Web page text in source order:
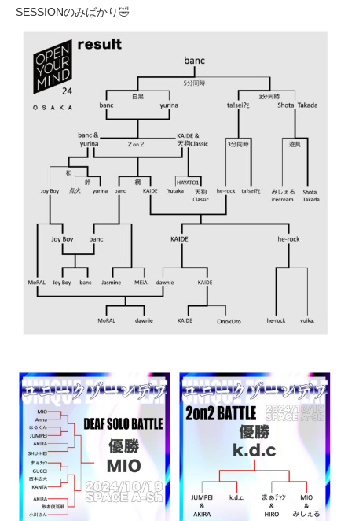
SESSIONのみばかり🤣